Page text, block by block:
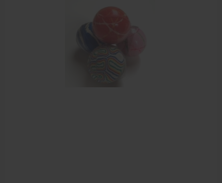
Aanbiedingen groothandel fysiotherapie en massage